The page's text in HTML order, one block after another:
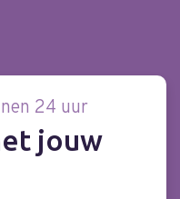
24 uur
jouw